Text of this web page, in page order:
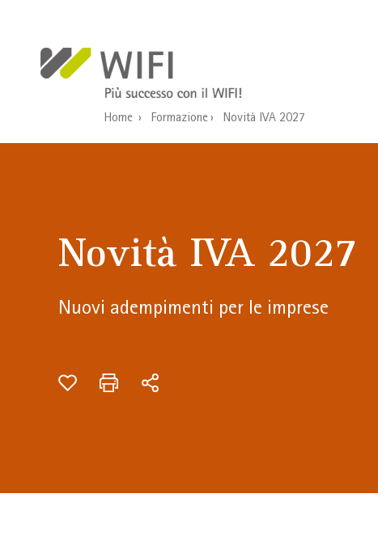
Home Formazione Novità IVA 2027
Novità IVA 2027
Nuovi adempimenti per le imprese